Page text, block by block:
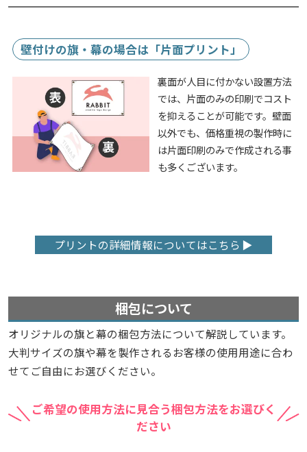
壁付けの旗・幕の場合は「片面プリント」
裏面が人目に付かない設置方法
では、片面のみの印刷でコスト
を抑えることが可能です。壁面
以外でも、価格重視の製作時に
は片面印刷のみで作成される事
も多くございます。
プリントの詳細情報についてはこちら
梱包について
オリジナルの旗と幕の梱包方法について解説しています。
大判サイズの旗や幕を製作されるお客様の使用用途に合わ
せてご自由にお選びください。
ご希望の使用方法に見合う梱包方法をお選びく
ださい